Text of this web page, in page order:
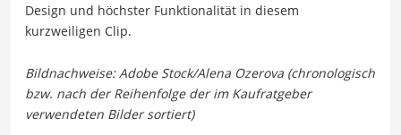
Design und höchster Funktionalität in diesem
kurzweiligen Clip.